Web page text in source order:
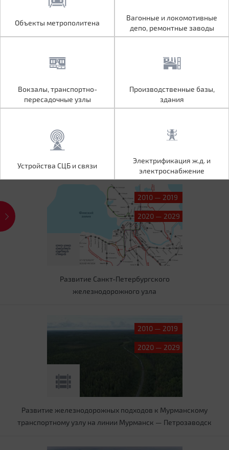
Вагонные и локомотивные
Вокзалы, транспортно-
пересадочные узлы
Производственные базы,
Электрификация ж.д. и
электроснабжение
Объекты метрополитена
Вагонные и локомотивные
депо, ремонтные заводы
Вокзалы, транспортно-
пересадочные узлы
Производственные базы,
здания
Устройства СЦБ и связи
Электрификация ж.д. и
электроснабжение
2010 — 2019
2020 — 2029
Развитие Санкт-Петербургского
железнодорожного узла
2010 — 2019
2020 — 2029
Развитие железнодорожных подходов к Мурманскому
транспортному узлу на линии Мурманск — Петрозаводск